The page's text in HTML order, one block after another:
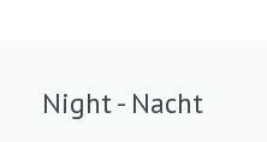
Night - Nacht